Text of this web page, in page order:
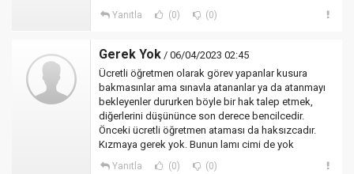
Yanıtla (0) (0)
Gerek Yok / 06/04/2023 02:45
Ücretli öğretmen olarak görev yapanlar kusura
bakmasınlar ama sınavla atananlar ya da atanmayı
bekleyenler dururken böyle bir hak talep etmek,
diğerlerini düşününce son derece bencilcedir.
Önceki ücretli öğretmen ataması da haksızcadır.
Kızmaya gerek yok. Bunun lamı cimi de yok
Yanıtla (0) (0)